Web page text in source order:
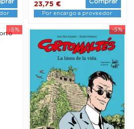
23,75 € Comprar
Por encargo a proveedor
-5% -5%